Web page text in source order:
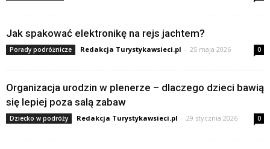
Jak spakować elektronikę na rejs jachtem?
Porady podróżnicze Redakcja Turystykawsieci.pl - 25 maja 2026 0
Organizacja urodzin w plenerze – dlaczego dzieci bawią
się lepiej poza salą zabaw
Dziecko w podróży Redakcja Turystykawsieci.pl - 29 stycznia 2026 0